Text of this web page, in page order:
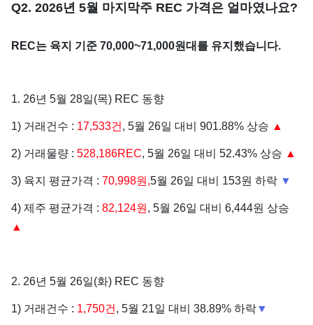
Q2. 2026년 5월 마지막주 REC 가격은 얼마였나요?
REC는 육지 기준 70,000~71,000원대를 유지했습니다.
1. 26년 5월 28일(목) REC 동향
1) 거래건수 : 17,533건 , 5월 26일 대비 901.88% 상승 ▲
2) 거래물량 : 528,186REC, 5월 26일 대비 52.43% 상승 ▲
3) 육지 평균가격 : 70,998원,5월 26일 대비 153원 하락 ▼
4) 제주 평균가격 : 82,124원 , 5월 26일 대비 6,444원 상승
▲
2. 26년 5월 26일(화) REC 동향
1) 거래건수 : 1,750건 , 5월 21일 대비 38.89% 하락▼